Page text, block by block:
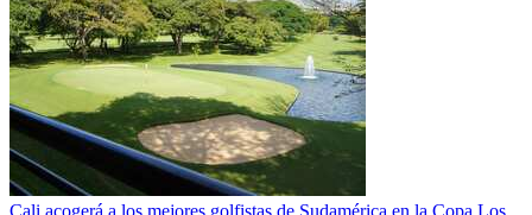
Cali acogerá a los mejores golfistas de Sudamérica en la Copa Los